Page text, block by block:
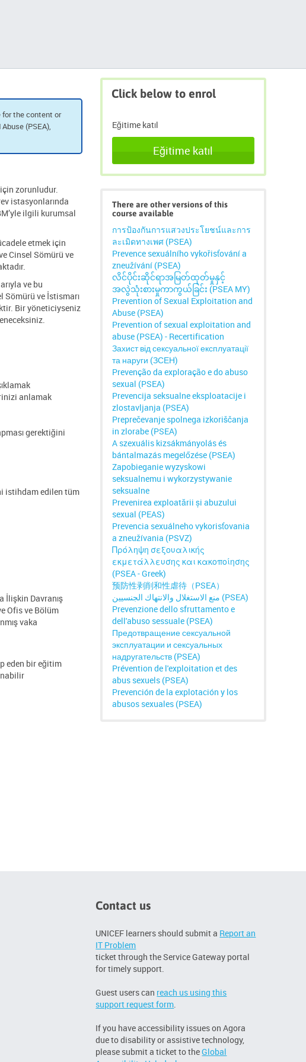
for the content or
(PSEA),
zorunludur.
istasyonlarında
ilgili kurumsal
etmek için
Cinsel Sömürü ve
ve bu
Sömürü ve İstismarı
Bir yöneticiyseniz
anlamak
gerektiğini
istihdam edilen tüm
İlişkin Davranış
Ofis ve Bölüm
vaka
eden bir eğitim
Click
below
atla
Click below to enrol
Eğitime katıl
Eğitime katıl
There are other versions of this
course available
การป้องกันการแสวงประโยชน์และการ
ละเมิดทางเพศ (PSEA)
Prevence sexuálního vykořisťování a
zneužívání (PSEA)
လိင်ပိုင်းဆိုင်ရာအမြတ်ထုတ်မှုနှင့်
အလွဲသုံးစားမှုကာကွယ်ခြင်း (PSEA MY)
Prevention of Sexual Exploitation and
Abuse (PSEA)
Prevention of sexual exploitation and
abuse (PSEA) - Recertification
Захист від сексуальної експлуатації
та наруги (ЗСЕН)
Prevenção da exploração e do abuso
sexual (PSEA)
Prevencija seksualne eksploatacije i
zlostavljanja (PSEA)
Preprečevanje spolnega izkoriščanja
in zlorabe (PSEA)
A szexuális kizsákmányolás és
bántalmazás megelőzése (PSEA)
Zapobieganie wyzyskowi
seksualnemu i wykorzystywanie
seksualne
Prevenirea exploatării și abuzului
sexual (PEAS)
Prevencia sexuálneho vykorisťovania
a zneužívania (PSVZ)
Πρόληψη σεξουαλικής
εκμετάλλευσης και κακοποίησης
(PSEA - Greek)
预防性剥削和性虐待（PSEA）
منع الاستغلال والانتهاك الجنسيين (PSEA)
Prevenzione dello sfruttamento e
dell'abuso sessuale (PSEA)
Предотвращение сексуальной
эксплуатации и сексуальных
надругательств (PSEA)
Prévention de l'exploitation et des
abus sexuels (PSEA)
Prevención de la explotación y los
abusos sexuales (PSEA)
Contact us
UNICEF learners should submit a Report an
IT Problem
ticket through the Service Gateway portal
for timely support.
Guest users can reach us using this
support request form
If you have accessibility issues on Agora
due to disability or assistive technology,
please submit a ticket to theGlobal